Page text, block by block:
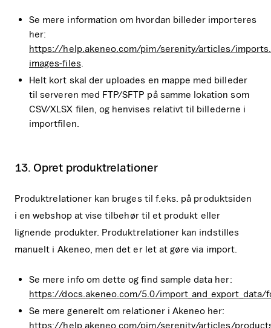
Se mere information om hvordan billeder importeres
her:
https://help.akeneo.com/pim/serenity/articles/
images-files.
Helt kort skal der uploades en mappe med billeder
til serveren med FTP/SFTP på samme lokation som
CSV/XLSX filen, og henvises relativt til billederne i
importfilen.
13. Opret produktrelationer
Produktrelationer kan bruges til f.eks. på produktsiden
i en webshop at vise tilbehør til et produkt eller
lignende produkter. Produktrelationer kan indstilles
manuelt i Akeneo, men det er let at gøre via import.
Se mere info om dette og find sample data her:
https://docs.akeneo.com/5.0/
Se mere generelt om relationer i Akeneo her:
https://help.akeneo.com/pim/serenity/articles/